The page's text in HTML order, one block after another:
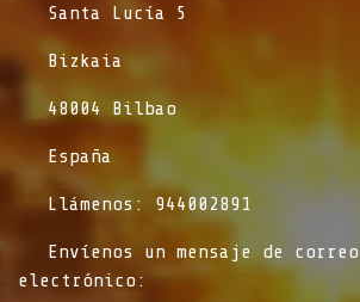
​Santa Lucía 5
​Bizkaia
​48004 Bilbao
​España
​Llámenos: 944002891
​Envíenos un mensaje de correo
electrónico: